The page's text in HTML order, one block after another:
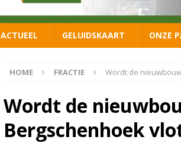
[ 26 juni 2026 ] Leefbaar 3B en
ACTUEEL GELUIDSKAART ONZE
HOME FRACTIE Wordt de
Wordt de
Bergschenhoek